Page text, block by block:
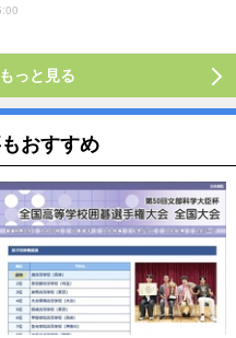
っと見る
おすすめ